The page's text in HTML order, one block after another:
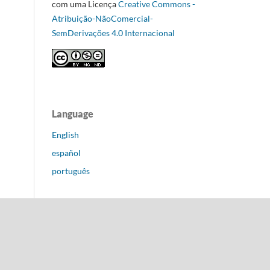
com uma LicençaCreative Commons -
Atribuição-NãoComercial-
SemDerivações 4.0 Internacional
Language
English
español
português